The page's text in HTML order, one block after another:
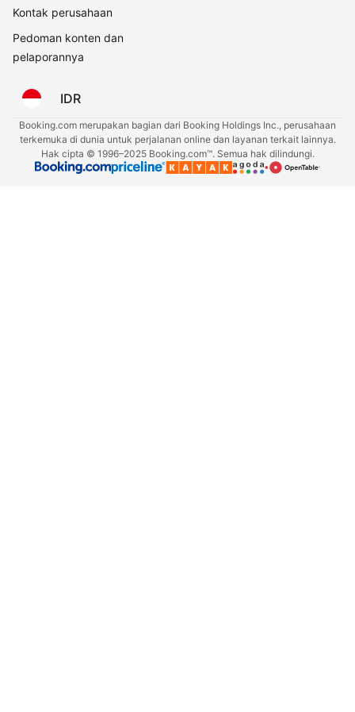
Kontak perusahaan
Pedoman konten dan
pelaporannya
IDR
Booking.com merupakan bagian dari Booking Holdings Inc., perusahaan
terkemuka di dunia untuk perjalanan online dan layanan terkait lainnya.
Hak cipta © 1996–2025 Booking.com™. Semua hak dilindungi.